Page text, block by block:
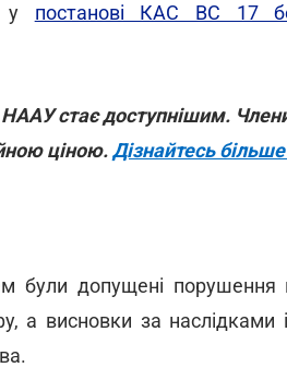
у постанові КАС ВС 17
стає доступнішим.
ціною.Дізнайтесь
були допущені порушення
а висновки за наслідками